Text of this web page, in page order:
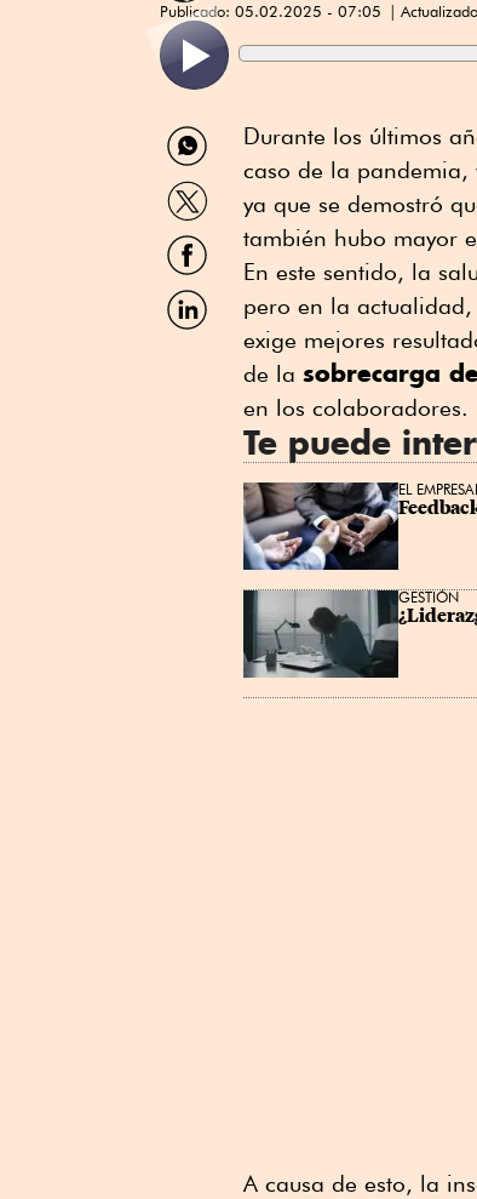
Publicado: 05.02.2025 - 07:05
Compartir
por
WhatsApp
Compartir
por
Twitter
Compartir
por
Facebook
Compartir
por
Durante los últimos
caso de la pandemia,
ya que se demostró
también hubo mayor
En este sentido, la
pero en la
exige mejores
de la sobrecarga
en los colaboradores.
Te puede
EL
GESTIÓN
A causa de esto, la